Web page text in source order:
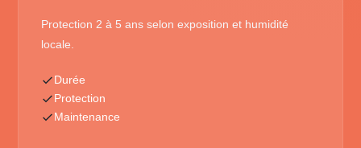
Protection 2 à 5 ans selon exposition et humidité
locale.
Durée
Protection
Maintenance